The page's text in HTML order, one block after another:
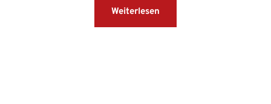
Weiterlesen